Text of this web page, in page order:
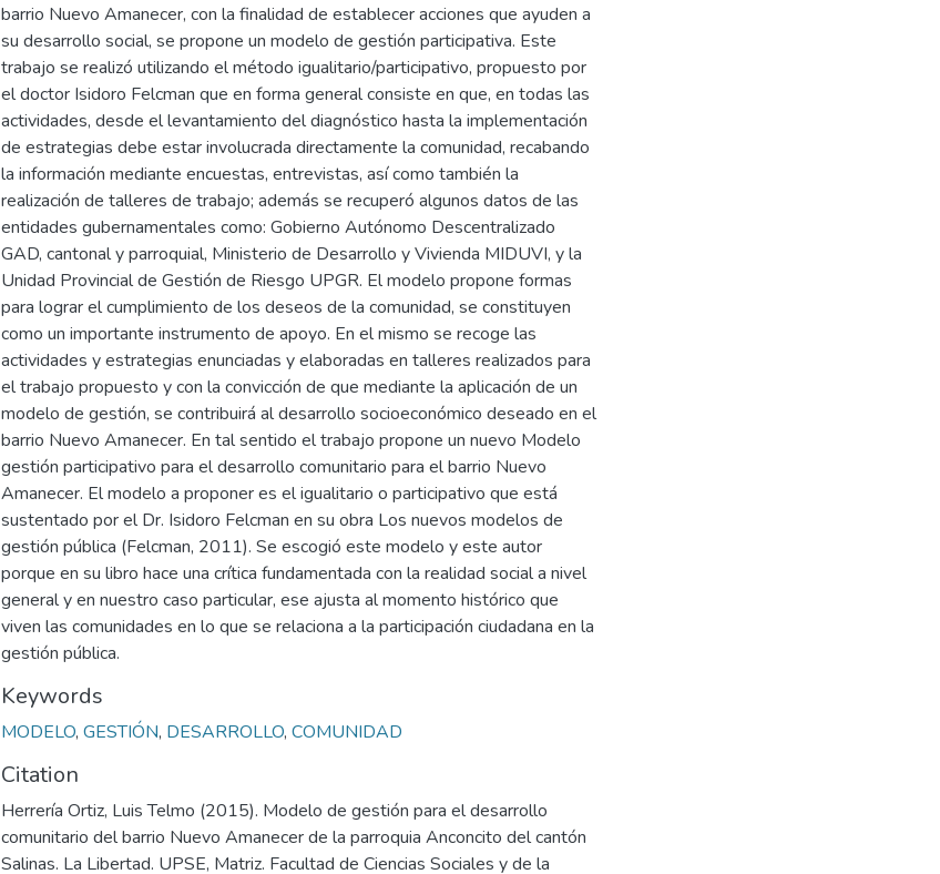
barrio Nuevo Amanecer, con la finalidad de establecer acciones que ayuden a
su desarrollo social, se propone un modelo de gestión participativa. Este
trabajo se realizó utilizando el método igualitario/participativo, propuesto por
el doctor Isidoro Felcman que en forma general consiste en que, en todas las
actividades, desde el levantamiento del diagnóstico hasta la implementación
de estrategias debe estar involucrada directamente la comunidad, recabando
la información mediante encuestas, entrevistas, así como también la
realización de talleres de trabajo; además se recuperó algunos datos de las
entidades gubernamentales como: Gobierno Autónomo Descentralizado
GAD, cantonal y parroquial, Ministerio de Desarrollo y Vivienda MIDUVI, y la
Unidad Provincial de Gestión de Riesgo UPGR. El modelo propone formas
para lograr el cumplimiento de los deseos de la comunidad, se constituyen
como un importante instrumento de apoyo. En el mismo se recoge las
actividades y estrategias enunciadas y elaboradas en talleres realizados para
el trabajo propuesto y con la convicción de que mediante la aplicación de un
modelo de gestión, se contribuirá al desarrollo socioeconómico deseado en el
barrio Nuevo Amanecer. En tal sentido el trabajo propone un nuevo Modelo
gestión participativo para el desarrollo comunitario para el barrio Nuevo
Amanecer. El modelo a proponer es el igualitario o participativo que está
sustentado por el Dr. Isidoro Felcman en su obra Los nuevos modelos de
gestión pública (Felcman, 2011). Se escogió este modelo y este autor
porque en su libro hace una crítica fundamentada con la realidad social a nivel
general y en nuestro caso particular, ese ajusta al momento histórico que
viven las comunidades en lo que se relaciona a la participación ciudadana en la
gestión pública.
Keywords
MODELO, GESTIÓN, DESARROLLO, COMUNIDAD
Citation
Herrería Ortiz, Luis Telmo (2015). Modelo de gestión para el desarrollo
comunitario del barrio Nuevo Amanecer de la parroquia Anconcito del cantón
Salinas. La Libertad. UPSE, Matriz. Facultad de Ciencias Sociales y de la